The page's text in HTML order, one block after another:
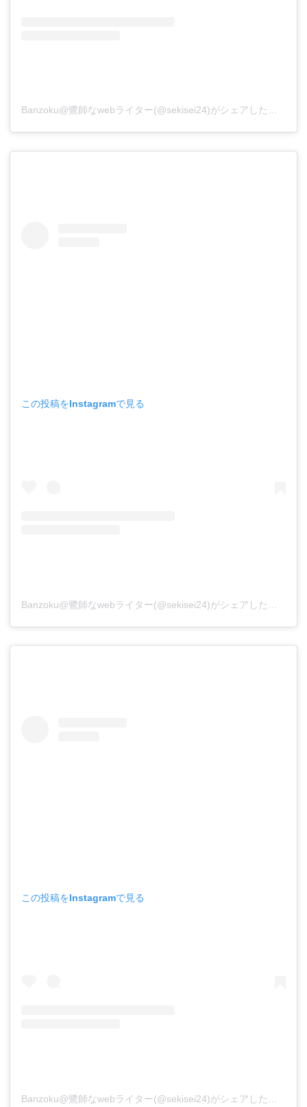
Banzoku@鷺師なwebライター(@sekisei24)がシェアした投稿
この投稿をInstagramで見る
この投稿をInstagramで見る